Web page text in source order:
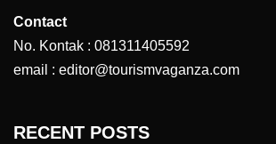
Contact
No. Kontak : 081311405592
email : editor@tourismvaganza.com
RECENT POSTS